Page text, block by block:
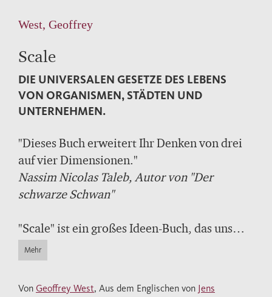
West, Geoffrey
Scale
DIE UNIVERSALEN GESETZE DES LEBENS
VON ORGANISMEN, STÄDTEN UND
UNTERNEHMEN.
"Dieses Buch erweitert Ihr Denken von drei
auf vier Dimensionen."
Nassim Nicolas Taleb, Autor von "Der
schwarze Schwan"
"Scale" ist ein großes Ideen-Buch, das uns
neue Welten erschließt, ein intellektuelles
Abenteuer, das bislang unverknüpfte
Mehr
Von Geoffrey West, Aus dem Englischen von Jens